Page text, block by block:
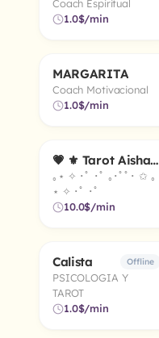
Coach Espiritual
1.0$/min
Online
MARGARITA
Coach Motivacional
1.0$/min
Online 5.0💗 ⚜️ Tarot Aisha⚜️ 💗
｡⋆ ✧ ･ﾟ ･ﾟ ｡･ﾟﾟ･ ✩ ｡
⋆ ✧ ･ﾟ ･ﾟ
10.0$/min
5.0
Calista Offline
PSICOLOGIA Y
TAROT
1.0$/min